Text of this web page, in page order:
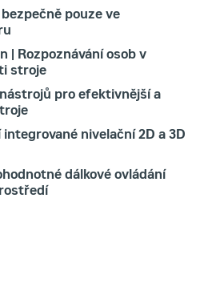
pouze ve
| Rozpoznávání osob v
stroje
pro efektivnější a
nivelační 2D a 3D
dálkové ovládání